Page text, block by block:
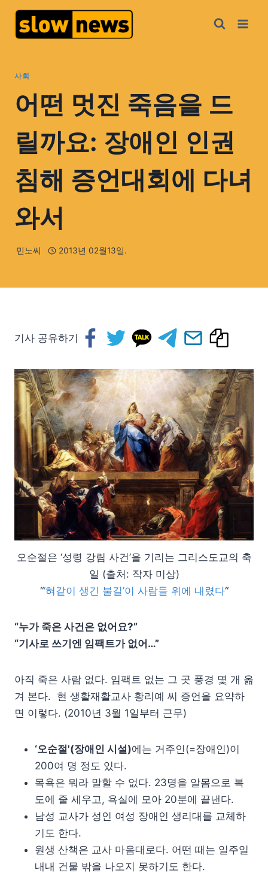
사회
어떤 멋진 죽음을 드
릴까요: 장애인 인권
침해 증언대회에 다녀
와서
민노씨 2013년 02월13일.
기사 공유하기
오순절은 ‘성령 강림 사건’을 기리는 그리스도교의 축
일 (출처: 작자 미상)
“‘혀같이 생긴 불길’이 사람들 위에 내렸다“
“누가 죽은 사건은 없어요?”
“기사로 쓰기엔 임팩트가 없어…”
아직 죽은 사람 없다. 임팩트 없는 그 곳 풍경 몇 개 옮
겨 본다. 현 생활재활교사 황리예 씨 증언을 요약하
면 이렇다. (2010년 3월 1일부터 근무)
‘오순절'(장애인 시설)에는 거주인(=장애인)이
200여 명 정도 있다.
목욕은 뭐라 말할 수 없다. 23명을 알몸으로 복
도에 줄 세우고, 욕실에 모아 20분에 끝낸다.
남성 교사가 성인 여성 장애인 생리대를 교체하
기도 한다.
원생 산책은 교사 마음대로다. 어떤 때는 일주일
내내 건물 밖을 나오지 못하기도 한다.